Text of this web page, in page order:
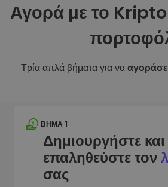
Αγορά με το
Τρία απλά βήματα για να
ΒΉΜΑ 1
Δημιουργήστε και
επαληθεύστε τον
σας